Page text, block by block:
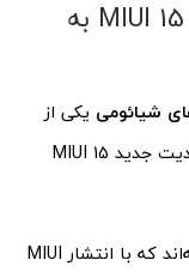
گوشی‌های شیائومی با آپدیت MIUI 15 به
شیائومی یکی از
باگ‌های عجیب این گوشی‌ها است که با آپدیت جدید MIUI 15
طبق گفته‌های شیائومی، آن‌ها تصمیم گرفته‌اند که با انتشار MIUI